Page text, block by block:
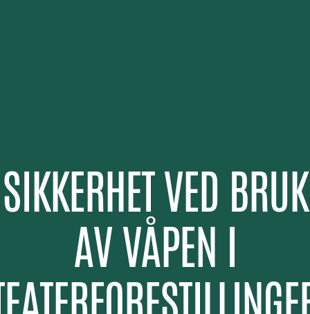
SIKKERHET VED BRUK
AV VÅPEN I